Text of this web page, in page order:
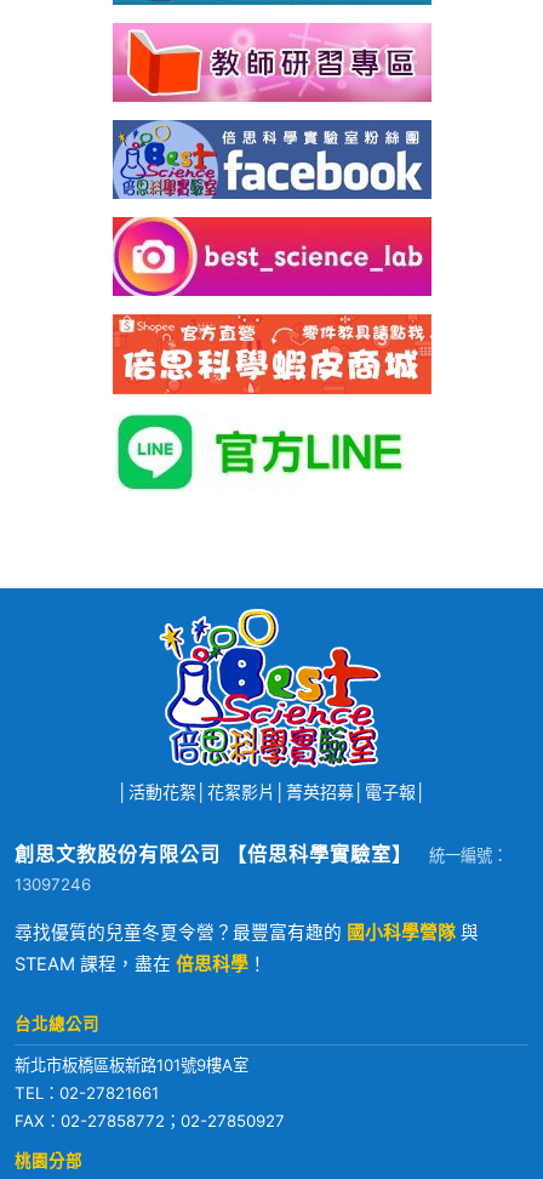
活動花絮 花絮影片 菁英招募│ 電子報
創思文教股份有限公司 【倍思科學實驗室】
統一編號：
13097246
尋找優質的兒童冬夏令營？最豐富有趣的 國小科學營隊 與
STEAM 課程，盡在 倍思科學 ！
台北總公司
新北市板橋區板新路101號9樓A室
TEL： 02-27821661
FAX：02-27858772；02-27850927
桃園分部